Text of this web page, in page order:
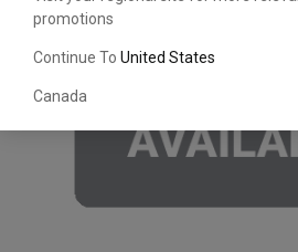
promotions
Continue To United States
Canada